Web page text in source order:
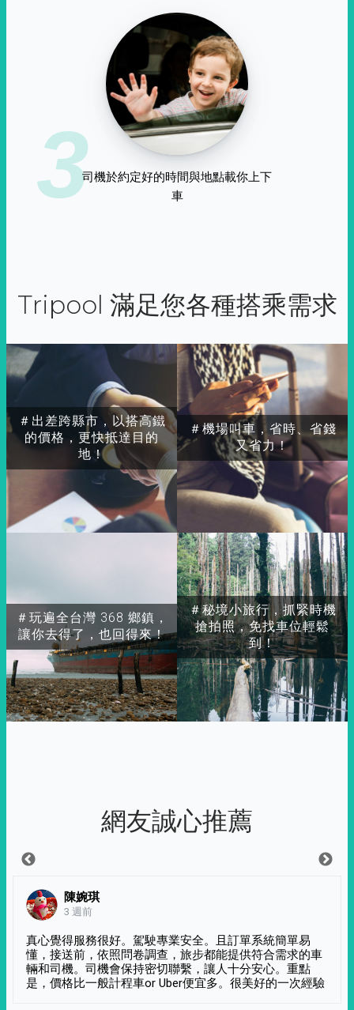
3司機於約定好的時間與地點載你上下
車
Tripool 滿足您各種搭乘需求
＃出差跨縣市，以搭高鐵
的價格，更快抵達目的
地！
＃玩遍全台灣 368 鄉鎮，
讓你去得了，也回得來！
＃秘境小旅行，抓緊時機
搶拍照，免找車位輕鬆
到！
＃機場叫車，省時、省錢
又省力！
網友誠心推薦
陳婉琪
3 週前
真心覺得服務很好。駕駛專業安全。且訂單系統簡單易
懂，接送前，依照問卷調查，旅步都能提供符合需求的車
輛和司機。司機會保持密切聯繫，讓人十分安心。重點
是，價格比一般計程車or Uber便宜多。很美好的一次經驗